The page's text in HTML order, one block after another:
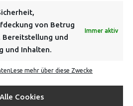
von Betrug
Bereitstellung und
und Inhalten.
Immer aktiv
Lese mehr über diese Zwecke
Alle Cookies